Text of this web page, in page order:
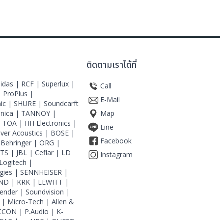
| RCF | Superlux |
ProPlus |
| SHURE | Soundcarft
| TANNOY |
TOA | HH Electronics |
Acoustics | BOSE |
Behringer | ORG |
| JBL | Ceflar | LD
Logitech |
| SENNHEISER |
| KRK | LEWITT |
| Soundvision |
| Micro-Tech | Allen &
| P.Audio | K-
ติดตามเราได้ที่
Call
E-Mail
Map
Line
Facebook
Instagram